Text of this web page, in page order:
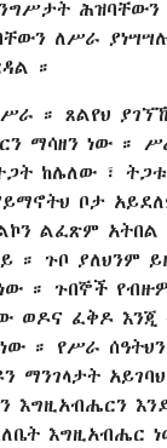
ሕዝባቸውን
ለሥራ
።
። ጸልየህ
ማሳዘን ነው ።
ከሌለው ፣
ቦታ
ልፈጽም አትበል
። ጉቦ ያለህንም
። ጉበኞች
ወዶና ፈቅዶ እንጂ
። የሥራ
ማንገላታት
እግዚአብሔርን
እግዚአብሔር